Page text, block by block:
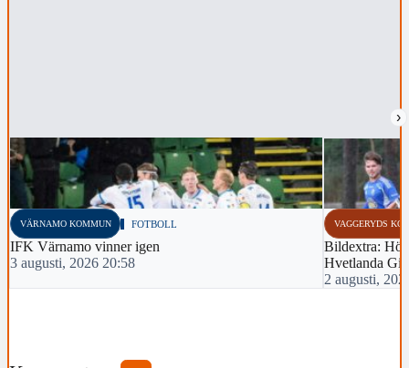
›
VÄRNAMO KOMMUN FOTBOLL
IFK Värnamo vinner igen
3 augusti, 2026 20:58
VAGGERYDS
Bildextra:
Hvetlanda Gif
2 augusti,